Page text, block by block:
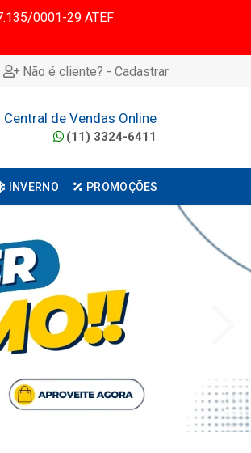
0001-29 ATEF
Não é cliente? - Cadastrar
Central de Vendas Online
(11) 3324-6411
INVERNO PROMOÇÕES